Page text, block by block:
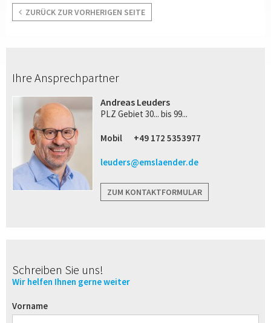
ZURÜCK ZUR VORHERIGEN SEITE
Ihre Ansprechpartner
Andreas Leuders
PLZ Gebiet 30... bis 99...
Mobil +49 172 5353977
leuders@emslaender.de
ZUM KONTAKTFORMULAR
Schreiben Sie uns!
Wir helfen Ihnen gerne weiter
Vorname